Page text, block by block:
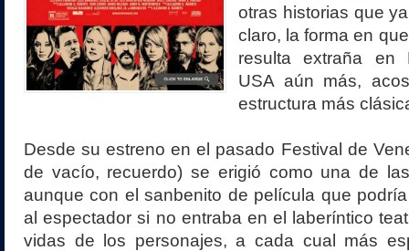
otras historias que
claro, la forma en
resulta extraña en
USA aún más,
estructura más
Desde su estreno en el pasado Festival de
de vacío, recuerdo) se erigió como una de
aunque con el sanbenito de película que
al espectador si no entraba en el laberíntico
vidas de los personajes, a cada cual más